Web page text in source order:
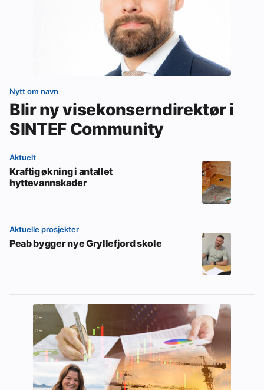
Nytt om navn
Blir ny visekonserndirektør i
SINTEF Community
Aktuelt
Kraftig økning i antallet
hyttevannskader
Aktuelle prosjekter
Peab bygger nye Gryllefjord skole